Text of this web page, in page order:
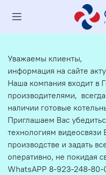
Уважаемы клиенты,
информация на сайте
Наша компания входит в
производителями,
наличии готовые
Приглашаем Вас
технологиям
производстве и задать
оперативно, не покидая
WhatsAPP 8-923-248-80-